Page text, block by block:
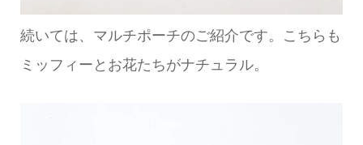
続いては、マルチポーチのご紹介です。こちらも
ミッフィーとお花たちがナチュラル。